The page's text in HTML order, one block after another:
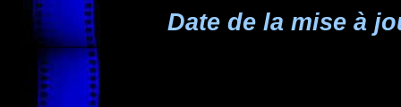
Date de la mise à